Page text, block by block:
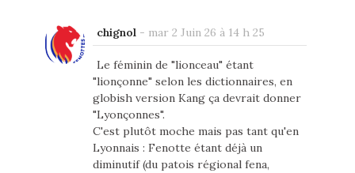
chignol- mar 2 Juin 26 à 14 h 25
Le féminin de "lionceau" étant
"lionçonne" selon les dictionnaires, en
globish version Kang ça devrait donner
"Lyonçonnes".
C'est plutôt moche mais pas tant qu'en
Lyonnais : Fenotte étant déjà un
diminutif (du patois régional fena,